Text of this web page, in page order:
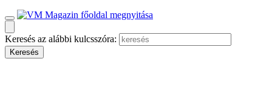
Keresés az alábbi kulcsszóra: